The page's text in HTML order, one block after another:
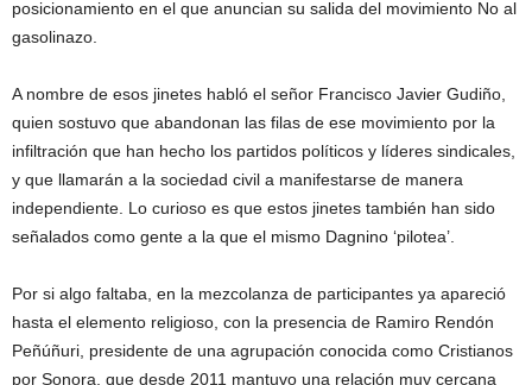
posicionamiento en el que anuncian su salida del movimiento No al
gasolinazo.
A nombre de esos jinetes habló el señor Francisco Javier Gudiño,
quien sostuvo que abandonan las filas de ese movimiento por la
infiltración que han hecho los partidos políticos y líderes sindicales,
y que llamarán a la sociedad civil a manifestarse de manera
independiente. Lo curioso es que estos jinetes también han sido
señalados como gente a la que el mismo Dagnino ‘pilotea’.
Por si algo faltaba, en la mezcolanza de participantes ya apareció
hasta el elemento religioso, con la presencia de Ramiro Rendón
Peñúñuri, presidente de una agrupación conocida como Cristianos
por Sonora, que desde 2011 mantuvo una relación muy cercana